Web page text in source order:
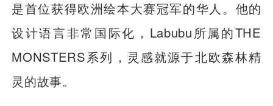
是首位获得欧洲绘本大赛冠军的华人。他的
设计语言非常国际化，Labubu所属的THE
MONSTERS系列，灵感就源于北欧森林精
灵的故事。